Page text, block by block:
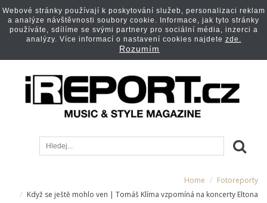
Home
Fotoreporty
Když se ještě mohlo ven | Tomáš Klíma vzpomíná na koncerty Eltona
Webové stránky používají k poskytování služeb, personalizaci reklam
a analýze návštěvnosti soubory cookie. Informace, jak tyto stránky
používáte, sdílíme se svými partnery pro sociální média, inzerci a
analýzy. Více informací o nastavení cookies najdete zde.
Rozumím